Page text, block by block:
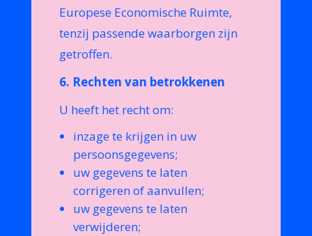
Europese Economische Ruimte,
tenzij passende waarborgen zijn
getroffen.
6. Rechten van betrokkenen
U heeft het recht om:
inzage te krijgen in uw
persoonsgegevens;
uw gegevens te laten
corrigeren of aanvullen;
uw gegevens te laten
verwijderen;